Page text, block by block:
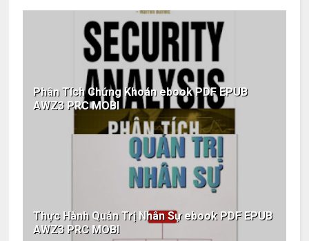
Phân Tích Chứng Khoán ebook PDF EPUB
AWZ3 PRC MOBI
Thực Hành Quản Trị Nhân Sự ebook PDF EPUB
AWZ3 PRC MOBI